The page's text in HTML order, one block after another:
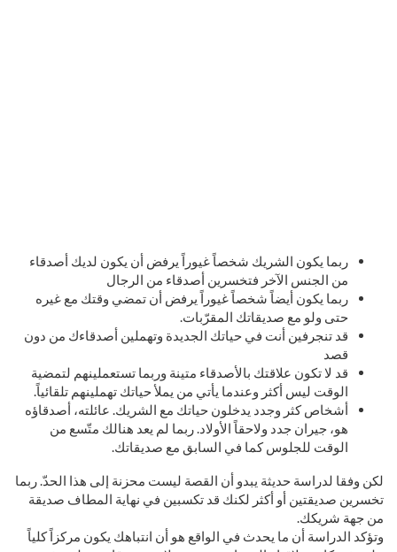
ربما يكون الشريك شخصاً غيوراً يرفض أن يكون لديك أصدقاء
من الجنس الآخر فتخسرين أصدقاء من الرجال
ربما يكون أيضاً شخصاً غيوراً يرفض أن تمضي وقتك مع غيره
حتى ولو مع صديقاتك المقرّبات.
قد تنجرفين أنت في حياتك الجديدة وتهملين أصدقاءك من دون
قصد
قد لا تكون علاقتك بالأصدقاء متينة وربما تستعملينهم لتمضية
الوقت ليس أكثر وعندما يأتي من يملأ حياتك تهملينهم تلقائياً.
أشخاص كثر وجدد يدخلون حياتك مع الشريك. عائلته، أصدقاؤه
هو، جيران جدد ولاحقاً الأولاد. ربما لم يعد هنالك متّسع من
الوقت للجلوس كما في السابق مع صديقاتك.
لكن وفقا لدراسة حديثة يبدو أن القصة ليست محزنة إلى هذا الحدّ. ربما
تخسرين صديقتين أو أكثر لكنك قد تكسبين في نهاية المطاف صديقة
من جهة شريكك.
وتؤكد الدراسة أن ما يحدث في الواقع هو أن انتباهك يكون مركزاً كلياً